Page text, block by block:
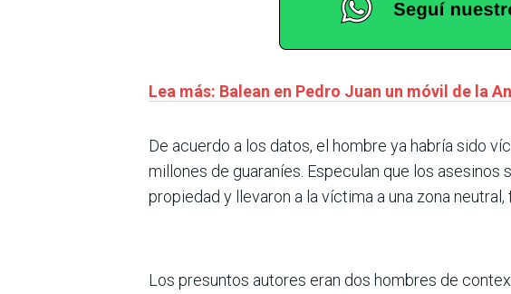
Lea más: Balean en Pedro Juan un móvil de la
De acuerdo a los datos, el hombre ya habría sido
millones de guaraníes. Especulan que los
propiedad y llevaron a la víctima a una zona
Los presuntos autores eran dos hombres de